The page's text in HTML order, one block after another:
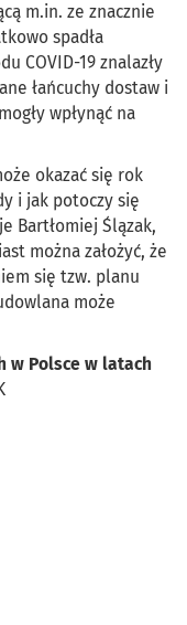
m.in. ze znacznie
spadła
COVID-19 znalazły
łańcuchy dostaw i
wpłynąć na
okazać się rok
i jak potoczy się
Bartłomiej Ślązak,
można założyć, że
się tzw. planu
może
w Polsce w latach